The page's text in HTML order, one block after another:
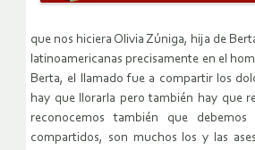
que nos hiciera Olivia Zúniga, hija de
latinoamericanas precisamente en el
Berta, el llamado fue a compartir los
hay que llorarla pero también hay que
reconocemos también que debemos
compartidos, son muchos los y las